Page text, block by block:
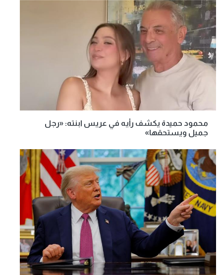
محمود حميدة يكشف رأيه في عريس ابنته: «رجل
جميل ويستحقها»